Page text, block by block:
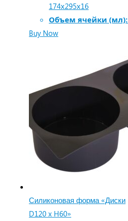
174х295х16
Объем ячейки (мл):
Buy Now
Силиконовая форма «Диски
D120 x H60»